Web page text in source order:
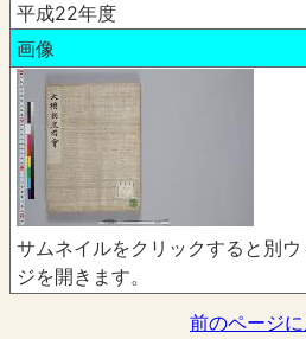
平成22年度
画像
サムネイルをクリックすると別
ジを開きます。
前のページ